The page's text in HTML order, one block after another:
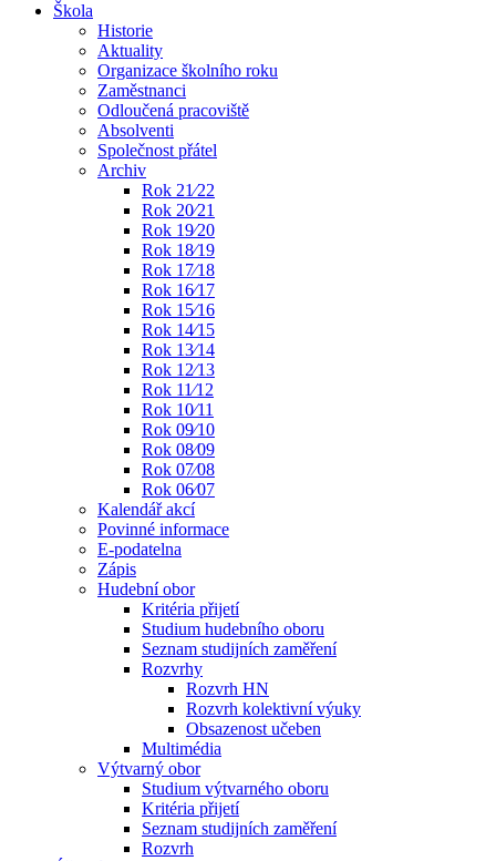
Škola
Historie
Aktuality
Organizace školního roku
Zaměstnanci
Odloučená pracoviště
Absolventi
Společnost přátel
Archiv
Rok 21⁄22
Rok 20⁄21
Rok 19⁄20
Rok 18⁄19
Rok 17⁄18
Rok 16⁄17
Rok 15⁄16
Rok 14⁄15
Rok 13⁄14
Rok 12⁄13
Rok 11⁄12
Rok 10⁄11
Rok 09⁄10
Rok 08⁄09
Rok 07⁄08
Rok 06⁄07
Kalendář akcí
Povinné informace
E-podatelna
Zápis
Hudební obor
Kritéria přijetí
Studium hudebního oboru
Seznam studijních zaměření
Rozvrhy
Rozvrh HN
Rozvrh kolektivní výuky
Obsazenost učeben
Multimédia
Výtvarný obor
Studium výtvarného oboru
Kritéria přijetí
Seznam studijních zaměření
Rozvrh